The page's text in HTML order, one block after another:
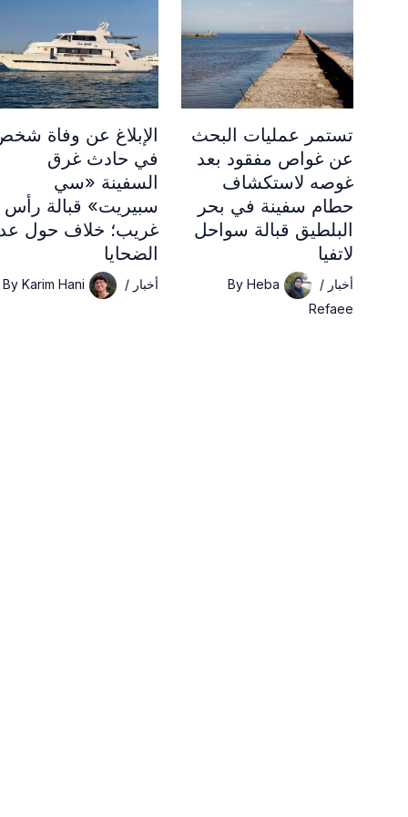
تستمر عمليات البحث
عن غواص مفقود بعد
غوصه لاستكشاف
حطام سفينة في بحر
البلطيق قبالة سواحل
لاتفيا
أخبار /
By Heba
Refaee
الإبلاغ عن وفاة
في حادث غرق
السفينة «سي
سبيريت» قبالة رأس
غريب؛ خلاف حول
الضحايا
أخبار /
By Karim Hani